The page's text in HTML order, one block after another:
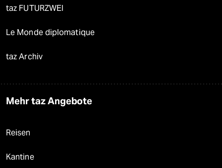
taz FUTURZWEI
Le Monde diplomatique
taz Archiv
Mehr taz Angebote
Reisen
Kantine